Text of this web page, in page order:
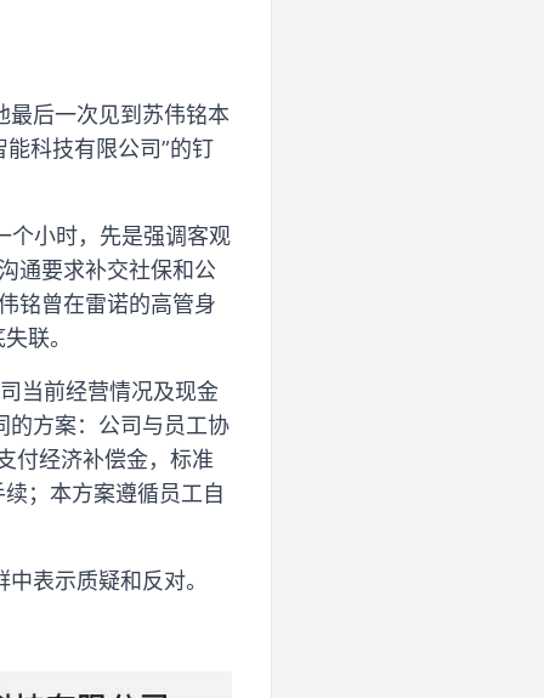
最后一次见到苏伟铭本
科技有限公司”的钉
个小时，先是强调客观
通要求补交社保和公
铭曾在雷诺的高管身
联。
当前经营情况及现金
的方案：公司与员工协
付经济补偿金，标准
；本方案遵循员工自
表示质疑和反对。